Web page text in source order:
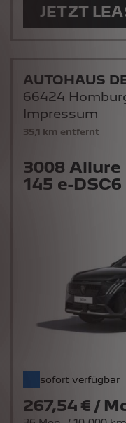
JETZT
35,1 km entfernt
3008 Allure
145 e-DSC6
sofort verfügbar
267,54 € /
AUTOHAUS
66424
Impressum